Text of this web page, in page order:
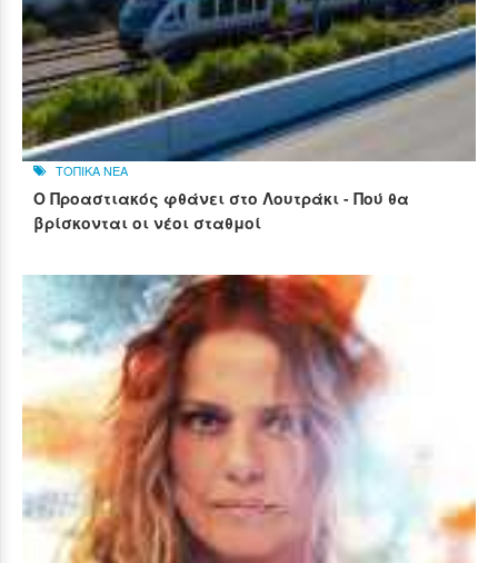
ΤΟΠΙΚΑ ΝΕΑ
Ο Προαστιακός φθάνει στο Λουτράκι - Πού θα
βρίσκονται οι νέοι σταθμοί